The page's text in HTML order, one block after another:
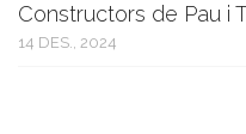
Constructors de Pau i
14 DES., 2024